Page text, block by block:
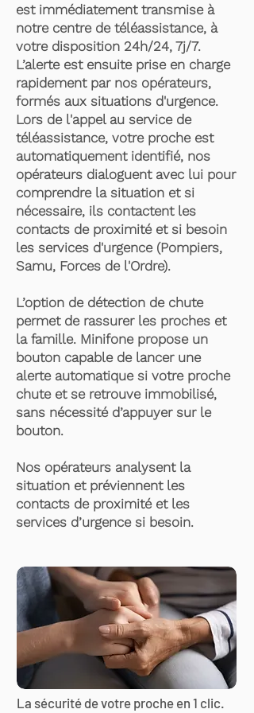
est immédiatement transmise à
notre centre de téléassistance, à
votre disposition 24h/24, 7j/7.
L’alerte est ensuite prise en charge
rapidement par nos opérateurs,
formés aux situations d'urgence.
Lors de l'appel au service de
téléassistance, votre proche est
automatiquement identifié, nos
opérateurs dialoguent avec lui pour
comprendre la situation et si
nécessaire, ils contactent les
contacts de proximité et si besoin
les services d'urgence (Pompiers,
Samu, Forces de l'Ordre).
L’option de détection de chute
permet de rassurer les proches et
la famille. Minifone propose un
bouton capable de lancer une
alerte automatique si votre proche
chute et se retrouve immobilisé,
sans nécessité d’appuyer sur le
bouton.
Nos opérateurs analysent la
situation et préviennent les
contacts de proximité et les
services d’urgence si besoin.
La sécurité de votre proche en 1 clic.